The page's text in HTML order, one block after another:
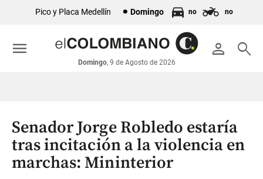
económicos
Colombia
Pico y Placa Medellín Domingo no no
person search
Domingo, 9 de Agosto de 2026
menu
Senador Jorge Robledo estaría
tras incitación a la violencia en
marchas: Mininterior